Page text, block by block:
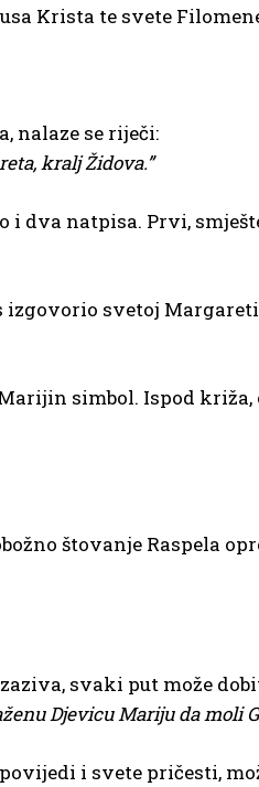
Krista te svete
nalaze se riječi:
kralj Židova.”
i dva natpisa. Prvi,
svetoj
simbol. Ispod
štovanje Raspela
svaki put može
Djevicu Mariju da moli
i svete pričesti,